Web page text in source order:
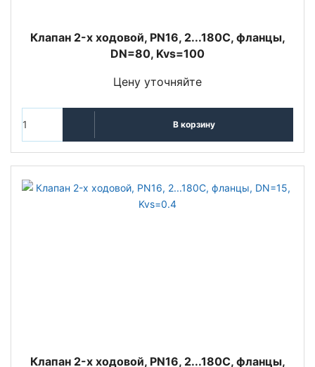
Клапан 2-x ходовой, PN16, 2...180С, фланцы,
DN=80, Kvs=100
Цену уточняйте
В корзину
Клапан 2-x ходовой, PN16, 2...180С, фланцы,